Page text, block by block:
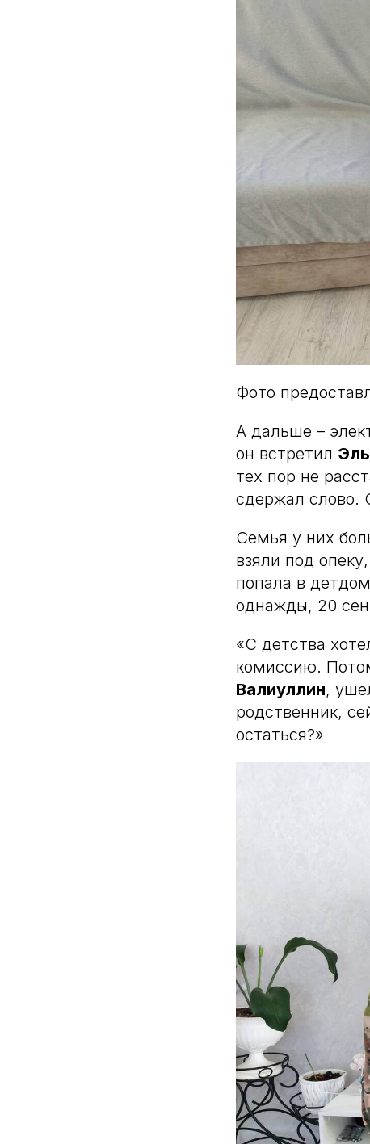
Фото
А дальше –
он встретил
тех пор не
сдержал слово.
Семья у них
взяли под
попала в
однажды, 20
«С детства
комиссию.
Валиуллин,
родственник,
остаться?»